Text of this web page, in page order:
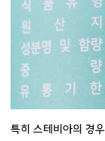
특히 스테비아의 경